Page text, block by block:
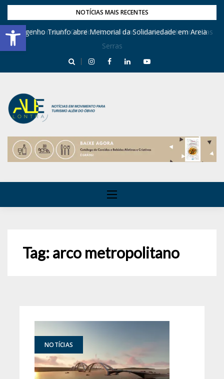
Barra de Ferramentas Aberta
NOTÍCIAS MAIS RECENTES
Dona Inês recebe Geraldo Azevedo no Festival de Inverno das
Serras
Engenho Triunfo abre Memorial da Solidariedade em Areia
Tag:arco metropolitano
NOTÍCIAS